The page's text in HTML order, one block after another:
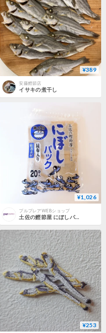
¥389
安藤鰹節店
イサキの煮干し
¥1,026
プルプレアWEBショップ
土佐の鰹節屋 にぼしパック 昆布入り 200g 20袋入 カネヒコ森田 森田鰹節
¥253